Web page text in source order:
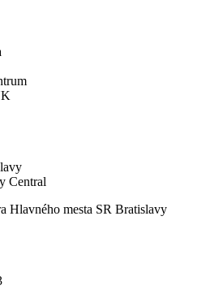
Central
Hlavného mesta SR Bratislavy